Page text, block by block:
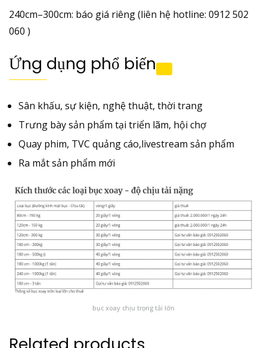
240cm–300cm: báo giá riêng (liên hệ hotline: 0912 502
060 )
Ứng dụng phổ biến
Sân khấu, sự kiện, nghệ thuật, thời trang
Trưng bày sản phẩm tại triển lãm, hội chợ
Quay phim, TVC quảng cáo,livestream sản phẩm
Ra mắt sản phẩm mới
bục xoay chịu trọng tải lớn